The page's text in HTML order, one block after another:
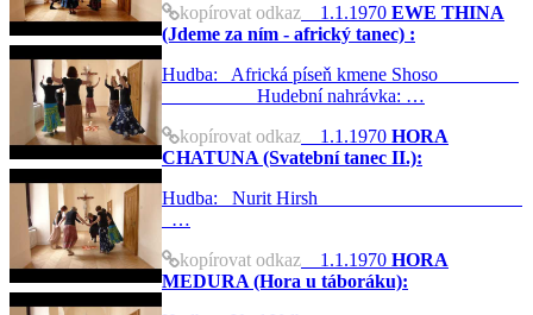
kopírovat odkaz 1.1.1970 EWE THINA
(Jdeme za ním - africký tanec) :
Hudba: Africká píseň kmene Shoso
Hudební nahrávka: …
kopírovat odkaz 1.1.1970 HORA
CHATUNA (Svatební tanec II.):
Hudba: Nurit Hirsh
…
kopírovat odkaz 1.1.1970 HORA
MEDURA (Hora u táboráku):